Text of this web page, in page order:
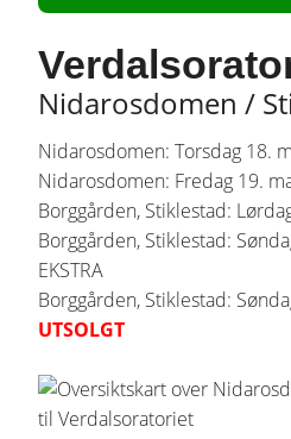
Nidarosdomen /
Nidarosdomen: Torsdag 18.
Nidarosdomen: Fredag 19.
Borggården, Stiklestad:
Borggården, Stiklestad:
EKSTRA
Borggården, Stiklestad:
UTSOLGT